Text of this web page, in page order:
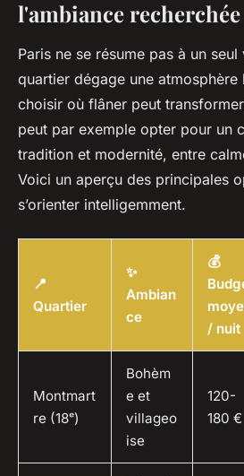
l'ambiance recherchée
Paris ne se résume pas à un
quartier dégage une
choisir où flâner peut
peut par exemple opter pour un
tradition et modernité, entre
Voici un aperçu des principales
s’orienter intelligemment.
📍
Quartier
✨
Ambian
ce
💰
/ nuit
Montmart
re (18ᵉ)
Bohèm
e et
villageo
ise
120-
180 €